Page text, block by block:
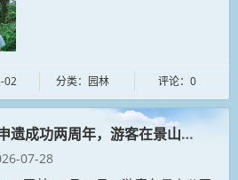
...
02 分类：园林 评论：0
遗成功两周年，游客在景山公园打
07-28